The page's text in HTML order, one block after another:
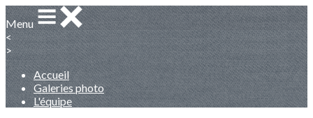
Menu
<
>
Accueil
Galeries photo
L'équipe